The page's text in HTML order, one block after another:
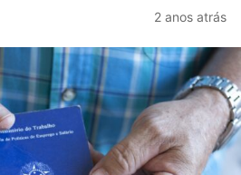
2 anos atrás